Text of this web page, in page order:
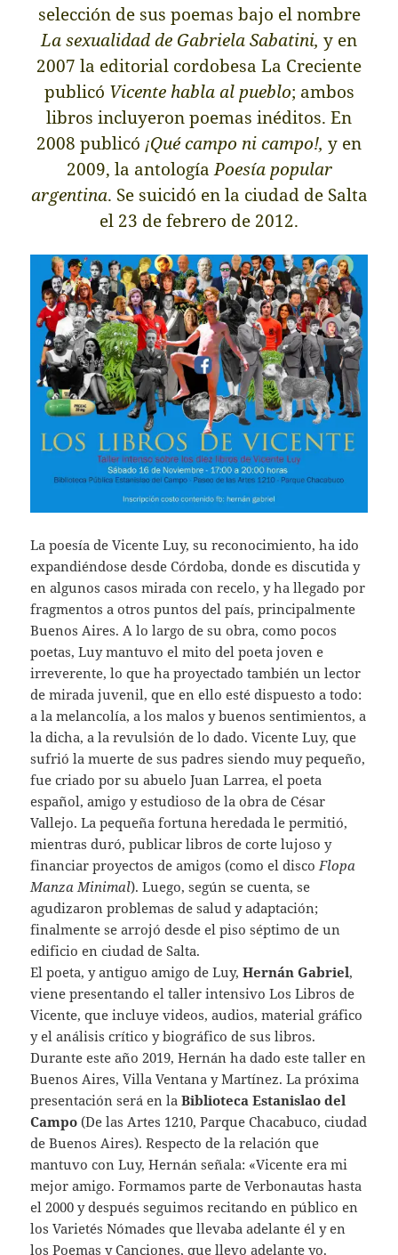
selección de sus poemas bajo el nombre
La sexualidad de Gabriela Sabatini, y en
2007 la editorial cordobesa La Creciente
publicó Vicente habla al pueblo; ambos
libros incluyeron poemas inéditos. En
2008 publicó ¡Qué campo ni campo!, y en
2009, la antología Poesía popular
argentina. Se suicidó en la ciudad de Salta
el 23 de febrero de 2012.
La poesía de Vicente Luy, su reconocimiento, ha ido
expandiéndose desde Córdoba, donde es discutida y
en algunos casos mirada con recelo, y ha llegado por
fragmentos a otros puntos del país, principalmente
Buenos Aires. A lo largo de su obra, como pocos
poetas, Luy mantuvo el mito del poeta joven e
irreverente, lo que ha proyectado también un lector
de mirada juvenil, que en ello esté dispuesto a todo:
a la melancolía, a los malos y buenos sentimientos, a
la dicha, a la revulsión de lo dado. Vicente Luy, que
sufrió la muerte de sus padres siendo muy pequeño,
fue criado por su abuelo Juan Larrea, el poeta
español, amigo y estudioso de la obra de César
Vallejo. La pequeña fortuna heredada le permitió,
mientras duró, publicar libros de corte lujoso y
financiar proyectos de amigos (como el disco Flopa
Manza Minimal). Luego, según se cuenta, se
agudizaron problemas de salud y adaptación;
finalmente se arrojó desde el piso séptimo de un
edificio en ciudad de Salta.
El poeta, y antiguo amigo de Luy,Hernán Gabriel,
viene presentando el taller intensivo Los Libros de
Vicente, que incluye videos, audios, material gráfico
y el análisis crítico y biográfico de sus libros.
Durante este año 2019, Hernán ha dado este taller en
Buenos Aires, Villa Ventana y Martínez. La próxima
presentación será en laBiblioteca Estanislao del
Campo (De las Artes 1210, Parque Chacabuco, ciudad
de Buenos Aires). Respecto de la relación que
mantuvo con Luy, Hernán señala: «Vicente era mi
mejor amigo. Formamos parte de Verbonautas hasta
el 2000 y después seguimos recitando en público en
los Varietés Nómades que llevaba adelante él y en
los Poemas y Canciones, que llevo adelante yo.